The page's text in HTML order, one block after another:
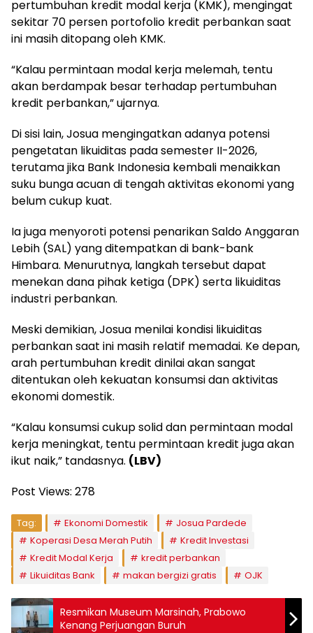
pertumbuhan kredit modal kerja (KMK), mengingat
sekitar 70 persen portofolio kredit perbankan saat
ini masih ditopang oleh KMK.
“Kalau permintaan modal kerja melemah, tentu
akan berdampak besar terhadap pertumbuhan
kredit perbankan,” ujarnya.
Di sisi lain, Josua mengingatkan adanya potensi
pengetatan likuiditas pada semester II-2026,
terutama jika Bank Indonesia kembali menaikkan
suku bunga acuan di tengah aktivitas ekonomi yang
belum cukup kuat.
Ia juga menyoroti potensi penarikan Saldo Anggaran
Lebih (SAL) yang ditempatkan di bank-bank
Himbara. Menurutnya, langkah tersebut dapat
menekan dana pihak ketiga (DPK) serta likuiditas
industri perbankan.
Meski demikian, Josua menilai kondisi likuiditas
perbankan saat ini masih relatif memadai. Ke depan,
arah pertumbuhan kredit dinilai akan sangat
ditentukan oleh kekuatan konsumsi dan aktivitas
ekonomi domestik.
“Kalau konsumsi cukup solid dan permintaan modal
kerja meningkat, tentu permintaan kredit juga akan
ikut naik,” tandasnya. (LBV)
Post Views: 278
Tag: Ekonomi Domestik
Josua Pardede
Koperasi Desa Merah Putih
Kredit Investasi
Kredit Modal Kerja
kredit perbankan
Likuiditas Bank
makan bergizi gratis OJK
Resmikan Museum Marsinah, Prabowo
Kenang Perjuangan Buruh